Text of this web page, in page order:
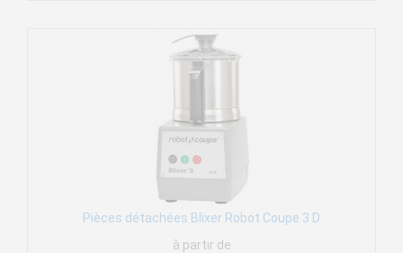
Pièces détachées Blixer Robot Coupe 3 D
à partir de